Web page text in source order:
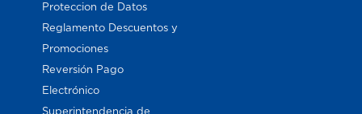
Proteccion de Datos
Reglamento Descuentos y
Promociones
Reversión Pago
Electrónico
Superintendencia de